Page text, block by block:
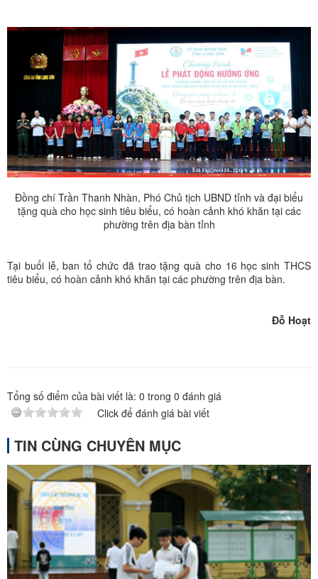
Đồng chí Trần Thanh Nhàn, Phó Chủ tịch UBND tỉnh và đại biểu
tặng quà cho học sinh tiêu biểu, có hoàn cảnh khó khăn tại các
phường trên địa bàn tỉnh
Tại buổi lễ, ban tổ chức đã trao tặng quà cho 16 học sinh THCS
tiêu biểu, có hoàn cảnh khó khăn tại các phường trên địa bàn.
Đỗ Hoạt
Tổng số điểm của bài viết là: 0 trong 0 đánh giá
Click để đánh giá bài viết
TIN CÙNG CHUYÊN MỤC